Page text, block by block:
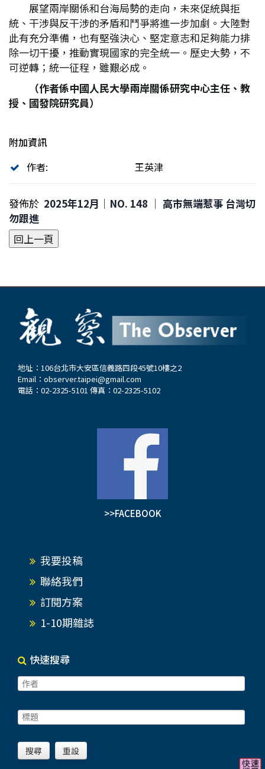
展望兩岸關係和台海局勢的走向，未來促統與拒
統、干涉與反干涉的矛盾和鬥爭將進一步加劇。大陸對
此有充分準備，也有堅強決心、堅定意志和足夠能力排
除一切干擾，推動實現國家的完全統一。歷史大勢，不
可逆轉；統一征程，雖艱必成。
（作者係中國人民大學兩岸關係研究中心主任、教
授、國發院研究員）
附加資訊
作者:
王英津
發佈於 2025年12月｜NO. 148 │ 高市無端惹事 台灣切
勿跟進
地址：106台北市大安區信義路四段45號10樓之2
Email： observer.taipei@gmail.com
電話：02-2325-5101 傳真：02-2325-5102
>>FACEBOOK
我要投稿
聯絡我們
訂閱方案
1-10期雜誌
快速搜尋